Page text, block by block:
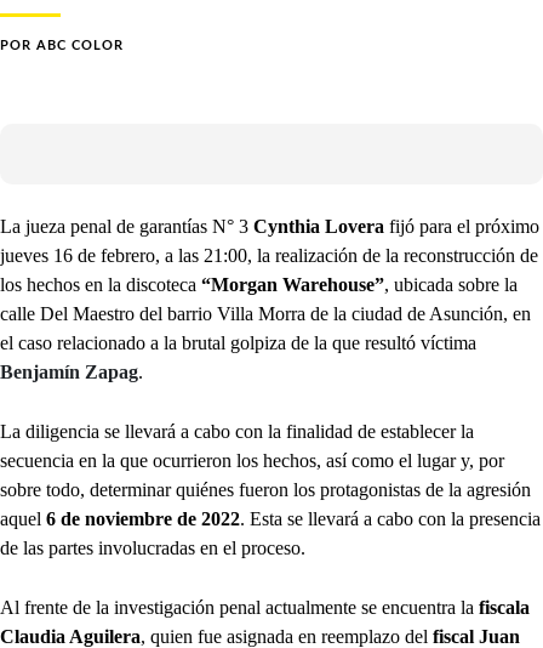
POR ABC COLOR
La jueza penal de garantías N° 3 Cynthia Lovera fijó para el próximo
jueves 16 de febrero, a las 21:00, la realización de la reconstrucción de
los hechos en la discoteca “Morgan Warehouse”, ubicada sobre la
calle Del Maestro del barrio Villa Morra de la ciudad de Asunción, en
el caso relacionado a la brutal golpiza de la que resultó víctima
Benjamín Zapag.
La diligencia se llevará a cabo con la finalidad de establecer la
secuencia en la que ocurrieron los hechos, así como el lugar y, por
sobre todo, determinar quiénes fueron los protagonistas de la agresión
aquel 6 de noviembre de 2022. Esta se llevará a cabo con la presencia
de las partes involucradas en el proceso.
Al frente de la investigación penal actualmente se encuentra la fiscala
Claudia Aguilera, quien fue asignada en reemplazo del fiscal Juan